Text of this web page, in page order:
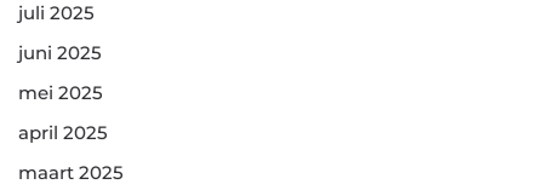
juli 2025
juni 2025
mei 2025
april 2025
maart 2025